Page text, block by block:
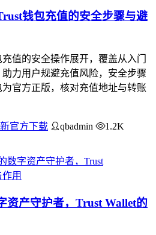
钱包充值的安全步骤与避
值的安全操作展开，覆盖从入门
力用户规避充值风险，安全步骤
官方正版，核对充值地址与转账
官方下载 qbadmin
1.2K
资产守护者，Trust Wallet的